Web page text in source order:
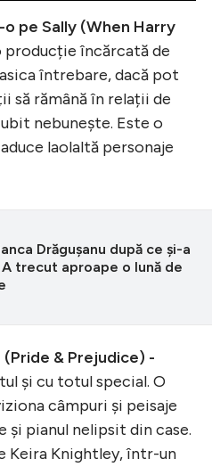
pe Sally (When Harry
producție încărcată de
întrebare, dacă pot
să rămână în relații de
nebunește. Este o
laolaltă personaje
Drăgușanu după ce și-a
trecut aproape o lună de
& Prejudice) -
și cu totul special. O
câmpuri și peisaje
și pianul nelipsit din case.
Keira Knightley, într-un